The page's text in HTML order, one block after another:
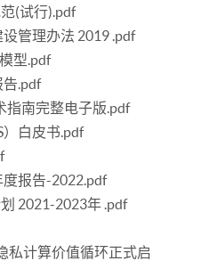
(试行).pdf
管理办法 2019 .pdf
型.pdf
告.pdf
指南完整电子版.pdf
白皮书.pdf
报告-2022.pdf
2021-2023年 .pdf
私计算价值循环正式启